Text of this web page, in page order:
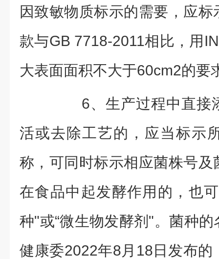
因致敏物质标示的需要，应
款与GB 7718-2011相比，用
大表面面积不大于60cm2的要
6、生产过程中直接
活或去除工艺的，应当标示
称，可同时标示相应菌株号
在食品中起发酵作用的，也
种"或“微生物发酵剂"。菌种
健康委2022年8月18日发布的